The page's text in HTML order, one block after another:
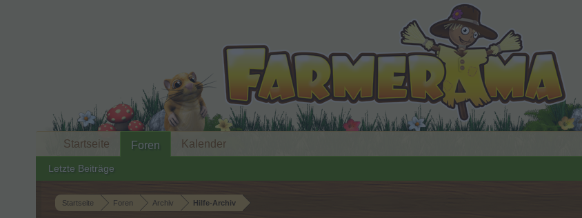
Startseite Foren Archiv Hilfe-Archiv
Startseite Foren
Letzte Beiträge
Kalender